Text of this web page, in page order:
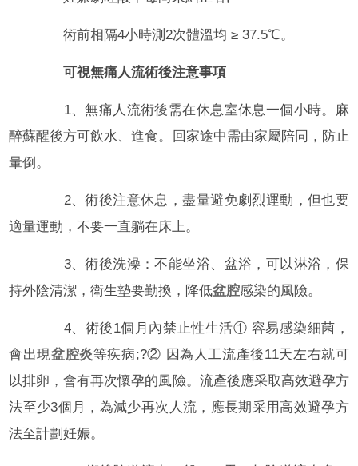
術前相隔4小時測2次體溫均 ≥ 37.5℃。
可視無痛人流術後注意事項
1、無痛人流術後需在休息室休息一個小時。麻
醉蘇醒後方可飲水、進食。回家途中需由家屬陪同，防止
暈倒。
2、術後注意休息，盡量避免劇烈運動，但也要
適量運動，不要一直躺在床上。
3、術後洗澡：不能坐浴、盆浴，可以淋浴，保
持外陰清潔，衛生墊要勤換，降低盆腔感染的風險。
4、術後1個月內禁止性生活① 容易感染細菌，
會出現盆腔炎等疾病;?② 因為人工流產後11天左右就可
以排卵，會有再次懷孕的風險。流產後應采取高效避孕方
法至少3個月，為減少再次人流，應長期采用高效避孕方
法至計劃妊娠。